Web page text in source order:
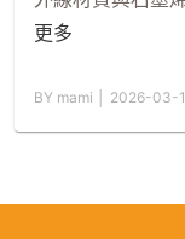
更多
BY mami │ 2026-03-